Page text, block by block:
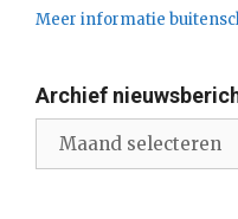
Meer informatie
Archief
nieuwsberichten